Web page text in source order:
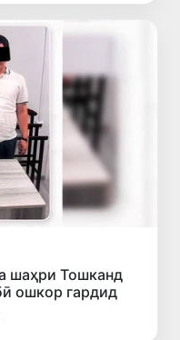
шаҳри Тошканд
ошкор гардид